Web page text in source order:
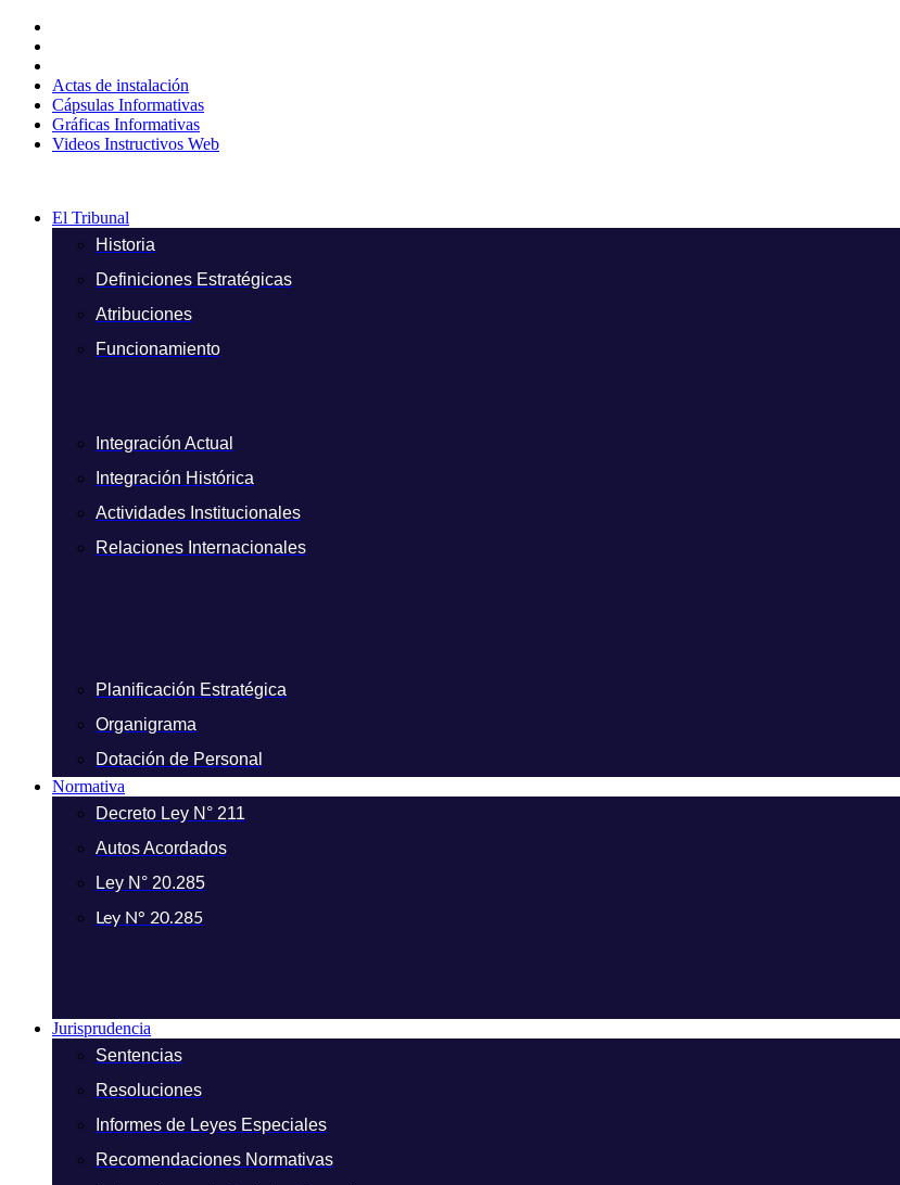
contenido
Actas de instalación
Cápsulas Informativas
Gráficas Informativas
Videos Instructivos Web
El Tribunal
Historia
Definiciones Estratégicas
Atribuciones
Funcionamiento
Integración Actual
Integración Histórica
Actividades Institucionales
Relaciones Internacionales
Planificación Estratégica
Organigrama
Dotación de Personal
Normativa
Decreto Ley N° 211
Autos Acordados
Ley N° 20.285
Ley N° 20.285
Jurisprudencia
Sentencias
Resoluciones
Informes de Leyes Especiales
Recomendaciones Normativas